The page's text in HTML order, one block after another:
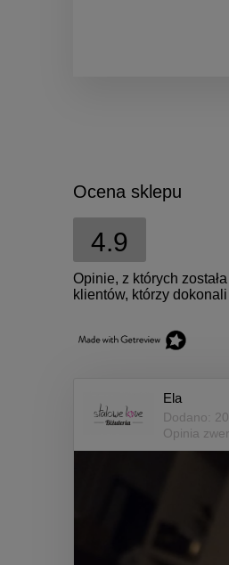
Ocena sklepu
4.9
Opinie, z których
klientów, którzy
Ela
Dodano:
Opinia